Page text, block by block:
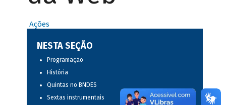
Ações
NESTA SEÇÃO
Programação
História
Quintas no BNDES
Sextas instrumentais